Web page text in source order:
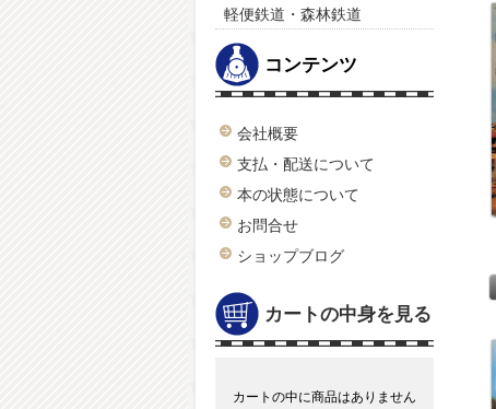
軽便鉄道・森林鉄道
コンテンツ
会社概要
支払・配送について
本の状態について
お問合せ
ショップブログ
カートの中身を見る
カートの中に商品はありません